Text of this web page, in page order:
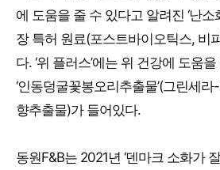
에 도움을 줄 수 있다고 알려진 ‘난소
장 특허 원료(포스트바이오틱스, 비
다. ‘위 플러스’에는 위 건강에 도움
‘인동덩굴꽃봉오리추출물’(그린세
향추출물)가 들어있다.
동원F&B는 2021년 ‘덴마크 소화가